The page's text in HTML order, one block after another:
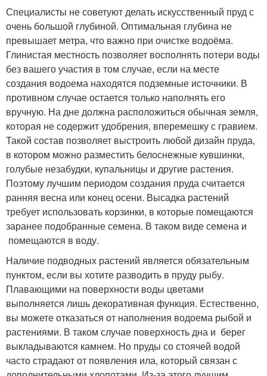
Специалисты не советуют делать искусственный пруд с
очень большой глубиной. Оптимальная глубина не
превышает метра, что важно при очистке водоёма.
Глинистая местность позволяет восполнять потери воды
без вашего участия в том случае, если на месте
создания водоема находятся подземные источники. В
противном случае остается только наполнять его
вручную. На дне должна расположиться обычная земля,
которая не содержит удобрения, вперемешку с гравием.
Такой состав позволяет выстроить любой дизайн пруда,
в котором можно разместить белоснежные кувшинки,
голубые незабудки, купальницы и другие растения.
Поэтому лучшим периодом создания пруда считается
ранняя весна или конец осени. Высадка растений
требует использовать корзинки, в которые помещаются
заранее подобранные семена. В таком виде семена и
помещаются в воду.
Наличие подводных растений является обязательным
пунктом, если вы хотите разводить в пруду рыбу.
Плавающими на поверхности воды цветами
выполняется лишь декоративная функция. Естественно,
вы можете отказаться от наполнения водоема рыбой и
растениями. В таком случае поверхность дна и берег
выкладываются камнем. Но пруды со стоячей водой
часто страдают от появления ила, который связан с